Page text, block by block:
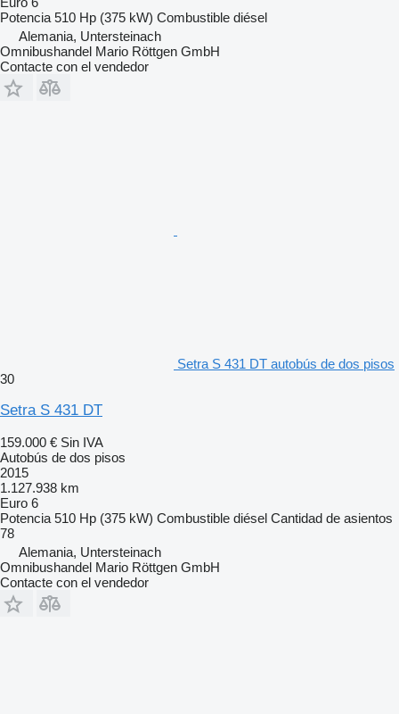
Potencia 510 Hp (375 kW) Combustible diésel
Alemania, Untersteinach
Omnibushandel Mario Röttgen GmbH
Contacte con el vendedor
Setra S 431 DT autobús de dos pisos
30
Setra S 431 DT
159.000 € Sin IVA
Autobús de dos pisos
2015
1.127.938 km
Euro 6
Potencia 510 Hp (375 kW) Combustible diésel Cantidad de asientos
78
Alemania, Untersteinach
Omnibushandel Mario Röttgen GmbH
Contacte con el vendedor